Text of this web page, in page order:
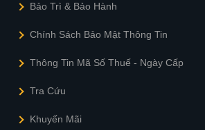
Bảo Trì & Bảo Hành
Chính Sách Bảo Mật Thông Tin
Thông Tin Mã Số Thuế - Ngày Cấp
Tra Cứu
Khuyến Mãi